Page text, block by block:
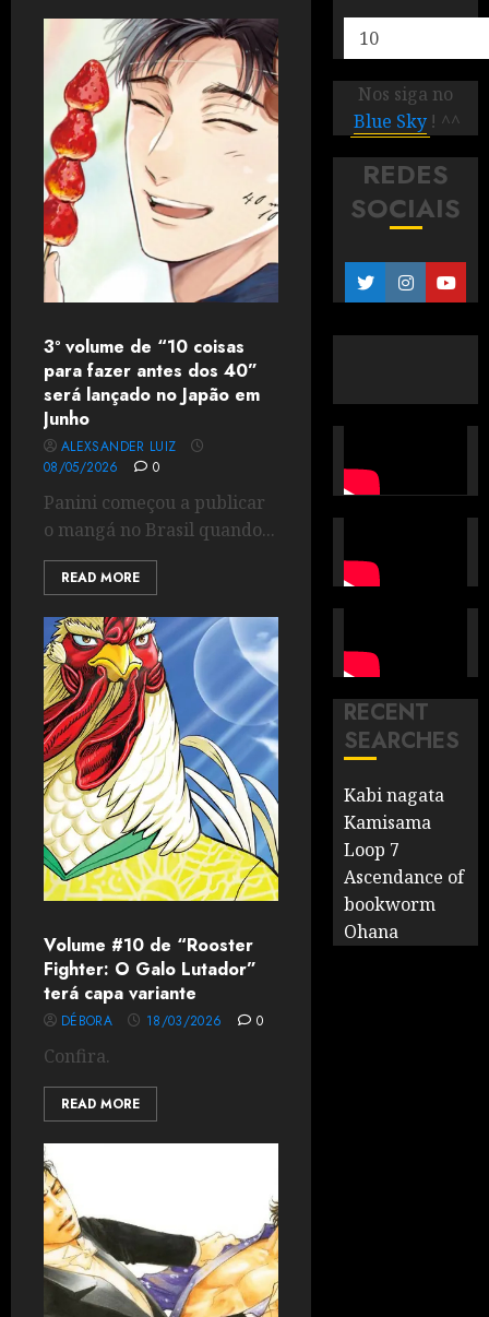
3º volume de “10 coisas
para fazer antes dos 40”
será lançado no Japão em
Junho
ALEXSANDER LUIZ
08/05/2026
0
Panini começou a publicar
o mangá no Brasil quando...
READ MORE
Volume #10 de “Rooster
Fighter: O Galo Lutador”
terá capa variante
DÉBORA 18/03/2026 0
Confira.
READ MORE
Nos siga no
Blue Sky ! ^^
REDES
SOCIAIS
RECENT
SEARCHES
Kabi nagata
Kamisama
Loop 7
Ascendance of
bookworm
Ohana